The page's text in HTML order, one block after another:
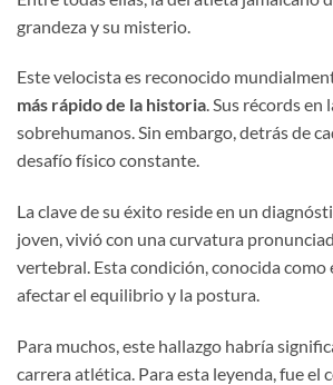
grandeza y su misterio.
Este velocista es reconocido
más rápido de la historia. Sus récords en
sobrehumanos. Sin embargo, detrás de
desafío físico constante.
La clave de su éxito reside en un
joven, vivió con una curvatura
vertebral. Esta condición, conocida como
afectar el equilibrio y la postura.
Para muchos, este hallazgo habría
carrera atlética. Para esta leyenda, fue el